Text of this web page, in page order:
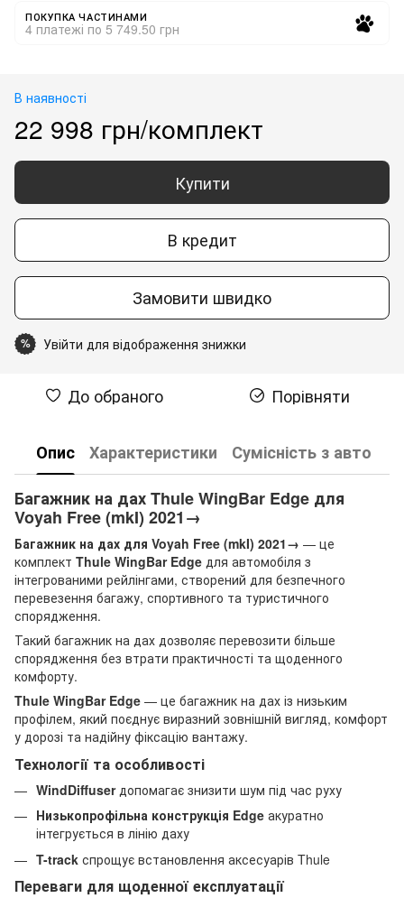
ПОКУПКА ЧАСТИНАМИ
4 платежі по 5 749.50 грн
В наявності
22 998 грн/комплект
Купити
В кредит
Замовити швидко
% Увійти для відображення знижки
До обраного Порівняти
Опис Характеристики
Сумісність з авто
Багажник на дах Thule WingBar Edge для
Voyah Free (mkI) 2021→
Багажник на дах для Voyah Free (mkI) 2021→ — це
комплект Thule WingBar Edge для автомобіля з
інтегрованими рейлінгами, створений для безпечного
перевезення багажу, спортивного та туристичного
спорядження.
Такий багажник на дах дозволяє перевозити більше
спорядження без втрати практичності та щоденного
комфорту.
Thule WingBar Edge — це багажник на дах із низьким
профілем, який поєднує виразний зовнішній вигляд, комфорт
у дорозі та надійну фіксацію вантажу.
Технології та особливості
WindDiffuserдопомагає знизити шум під час руху
Низькопрофільна конструкція Edge акуратно
інтегрується в лінію даху
T-track спрощує встановлення аксесуарів Thule
Переваги для щоденної експлуатації